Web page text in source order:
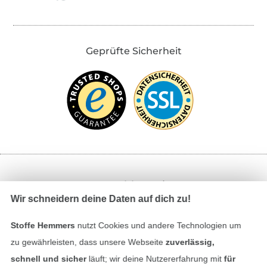
Geprüfte Sicherheit
Bezahlen mit
Wir schneidern deine Daten auf dich zu!
Stoffe Hemmers nutzt Cookies und andere Technologien um
zu gewährleisten, dass unsere Webseite zuverlässig,
schnell und sicherläuft; wir deine Nutzererfahrung mitfür